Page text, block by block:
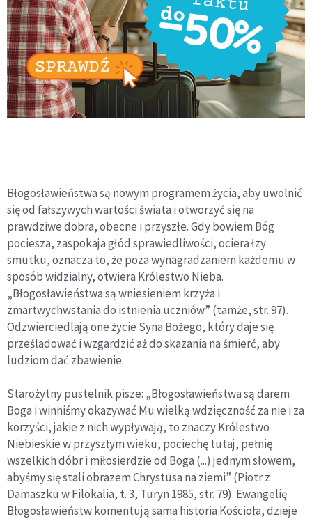
Błogosławieństwa są nowym programem życia, aby uwolnić
się od fałszywych wartości świata i otworzyć się na
prawdziwe dobra, obecne i przyszłe. Gdy bowiem Bóg
pociesza, zaspokaja głód sprawiedliwości, ociera łzy
smutku, oznacza to, że poza wynagradzaniem każdemu w
sposób widzialny, otwiera Królestwo Nieba.
„Błogosławieństwa są wniesieniem krzyża i
zmartwychwstania do istnienia uczniów” (tamże, str. 97).
Odzwierciedlają one życie Syna Bożego, który daje się
prześladować i wzgardzić aż do skazania na śmierć, aby
ludziom dać zbawienie.
Starożytny pustelnik pisze: „Błogosławieństwa są darem
Boga i winniśmy okazywać Mu wielką wdzięczność za nie i za
korzyści, jakie z nich wypływają, to znaczy Królestwo
Niebieskie w przyszłym wieku, pociechę tutaj, pełnię
wszelkich dóbr i miłosierdzie od Boga (...) jednym słowem,
abyśmy się stali obrazem Chrystusa na ziemi” (Piotr z
Damaszku w Filokalia, t. 3, Turyn 1985, str. 79). Ewangelię
Błogosławieństw komentują sama historia Kościoła, dzieje